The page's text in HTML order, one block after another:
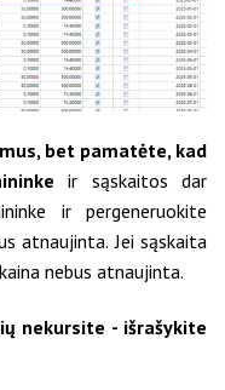
bet pamatėte, kad
ir sąskaitos dar
ir pergeneruokite
atnaujinta. Jei sąskaita
nebus atnaujinta.
nekursite - išrašykite